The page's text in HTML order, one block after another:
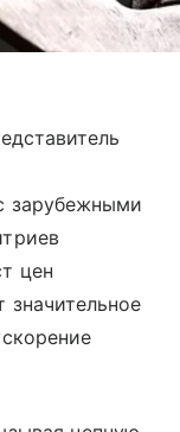
зарубежными
цен
значительное